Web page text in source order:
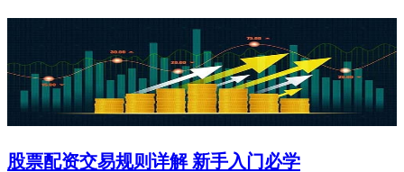
股票配资交易规则详解 新手入门必学